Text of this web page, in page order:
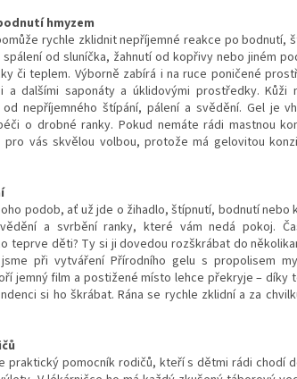
hmyzem
rychle zklidnit nepříjemné reakce po bodnutí,
od sluníčka, žahnutí od kopřivy nebo jiném
či teplem. Výborně zabírá i na ruce poničené
a dalšími saponáty a úklidovými prostředky. Kůži
nepříjemného štípání, pálení a svědění. Gel je
o drobné ranky. Pokud nemáte rádi mastnou
pro vás skvělou volbou, protože má gelovitou
podob, ať už jde o žihadlo, štípnutí, bodnutí nebo
a svrbění ranky, které vám nedá pokoj.
teprve děti? Ty si ji dovedou rozškrábat do
při vytváření Přírodního gelu s propolisem
jemný film a postižené místo lehce překryje – díky
si ho škrábat. Rána se rychle zklidní a za
praktický pomocník rodičů, kteří s dětmi rádi chodí